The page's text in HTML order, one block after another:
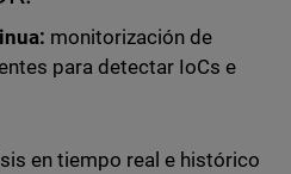
monitorización de
para detectar IoCs e
en tiempo real e histórico